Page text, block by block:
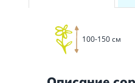
100-150 см